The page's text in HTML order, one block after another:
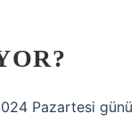
Pazartesi günü